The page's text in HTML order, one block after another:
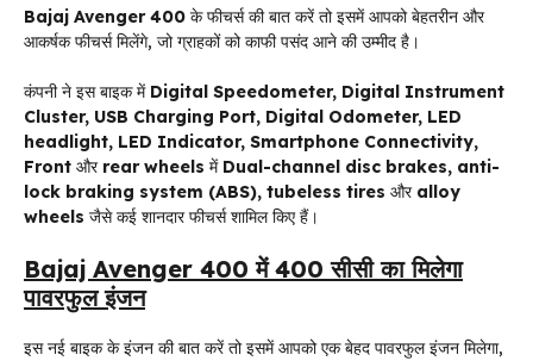
Bajaj Avenger 400 के फीचर्स की बात करें तो इसमें आपको बेहतरीन और
आकर्षक फीचर्स मिलेंगे, जो ग्राहकों को काफी पसंद आने की उम्मीद है।
कंपनी ने इस बाइक में Digital Speedometer, Digital Instrument
Cluster, USB Charging Port, Digital Odometer, LED
headlight, LED Indicator, Smartphone Connectivity,
Front और rear wheels में Dual-channel disc brakes, anti-
lock braking system (ABS), tubeless tires और alloy
wheels जैसे कई शानदार फीचर्स शामिल किए हैं।
Bajaj Avenger 400 में 400 सीसी का मिलेगा
पावरफुल इंजन
इस नई बाइक के इंजन की बात करें तो इसमें आपको एक बेहद पावरफुल इंजन मिलेगा,